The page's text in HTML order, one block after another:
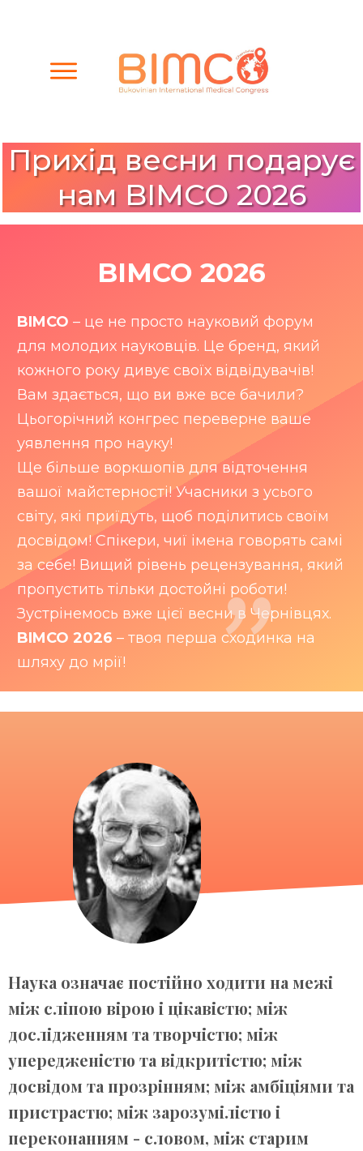
Прихід весни подарує
нам BIMCO 2026
BIMCO 2026
BIMCO – це не просто науковий форум
для молодих науковців. Це бренд, який
кожного року дивує своїх відвідувачів!
Вам здається, що ви вже все бачили?
Цьогорічний конгрес переверне ваше
уявлення про науку!
Ще більше воркшопів для відточення
вашої майстерності! Учасники з усього
світу, які приїдуть, щоб поділитись своїм
досвідом! Спікери, чиї імена говорять самі
за себе! Вищий рівень рецензування, який
пропустить тільки достойні роботи!
Зустрінемось вже цієї весни в Чернівцях.
BIMCO 2026 – твоя перша сходинка на
шляху до мрії!
"
Наука означає постійно ходити на межі
між сліпою вірою і цікавістю; між
дослідженням та творчістю; між
упередженістю та відкритістю; між
досвідом та прозрінням; між амбіціями та
пристрастю; між зарозумілістю і
переконанням - словом, між старим